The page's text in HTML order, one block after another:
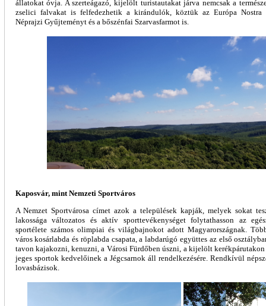
állatokat óvja. A szerteágazó, kijelölt turistautakat járva nemcsak a
zselici falvakat is felfedezhetik a kirándulók, köztük az Európa Nostra
Néprajzi Gyűjteményt és a bőszénfai Szarvasfarmot is.
Kaposvár, mint Nemzeti Sportváros
A Nemzet Sportvárosa címet azok a települések kapják, melyek sokat
lakossága változatos és aktív sporttevékenységet folytathasson az
sportélete számos olimpiai és világbajnokot adott Magyarországnak.
város kosárlabda és röplabda csapata, a labdarúgó együttes az első
tavon kajakozni, kenuzni, a Városi Fürdőben úszni, a kijelölt
jeges sportok kedvelőinek a Jégcsarnok áll rendelkezésére. Rendkívül
lovasbázisok.